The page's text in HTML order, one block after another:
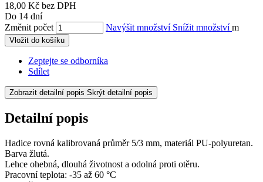
18,00 Kč bez DPH
Do 14 dní
Změnit počet
Navýšit množství Snížit množstvím
Vložit do košíku
Zeptejte se odborníka
Sdílet
Zobrazit detailní popis Skrýt detailní popis
Detailní popis
Hadice rovná kalibrovaná průměr 5/3 mm, materiál PU-polyuretan.
Barva žlutá.
Lehce ohebná, dlouhá životnost a odolná proti otěru.
Pracovní teplota: -35 až 60 °C